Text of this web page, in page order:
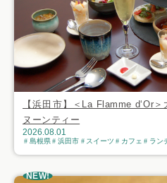
【浜田市】＜La Flamme d‘Or
ヌーンティー
2026.08.01
島根県 浜田市 スイーツ カフェ ラン
NEW!